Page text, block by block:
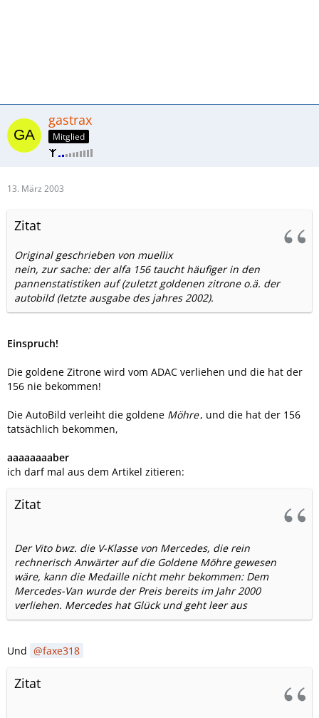
gastrax
Mitglied
13. März 2003
Zitat
Original geschrieben von muellix
nein, zur sache: der alfa 156 taucht häufiger in den
pannenstatistiken auf (zuletzt goldenen zitrone o.ä. der
autobild (letzte ausgabe des jahres 2002).
Einspruch!
Die goldene Zitrone wird vom ADAC verliehen und die hat der
156 nie bekommen!
Die AutoBild verleiht die goldene Möhre, und die hat der 156
tatsächlich bekommen,
aaaaaaaaber
ich darf mal aus dem Artikel zitieren:
Zitat
Der Vito bwz. die V-Klasse von Mercedes, die rein
rechnerisch Anwärter auf die Goldene Möhre gewesen
wäre, kann die Medaille nicht mehr bekommen: Dem
Mercedes-Van wurde der Preis bereits im Jahr 2000
verliehen. Mercedes hat Glück und geht leer aus
Und faxe318
Zitat